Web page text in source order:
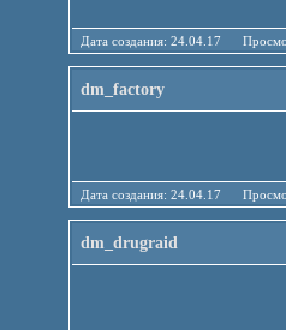
Дата создания: 24.04.17
dm_factory
Дата создания: 24.04.17
dm_drugraid